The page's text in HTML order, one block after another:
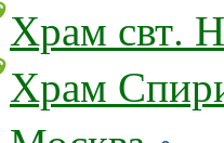
Храм свт.
Храм